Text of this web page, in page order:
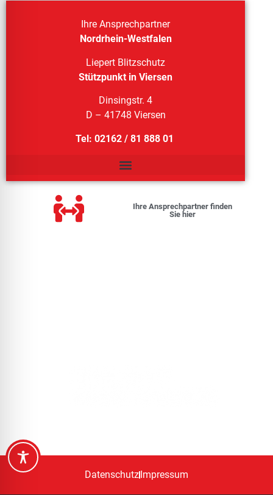
Ihre Ansprechpartner
Nordrhein-Westfalen
Liepert Blitzschutz
Stützpunkt in Viersen
Dinsingstr. 4
D – 41748 Viersen
Tel: 02162 / 81 888 01
Ihre Ansprechpartner finden
Sie hier
DatenschutzImpressum